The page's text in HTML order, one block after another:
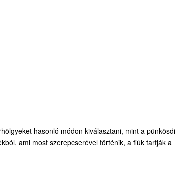
hasonló módon kiválasztani, mint a pünkösdi
ami most szerepcserével történik, a fiúk tartják a